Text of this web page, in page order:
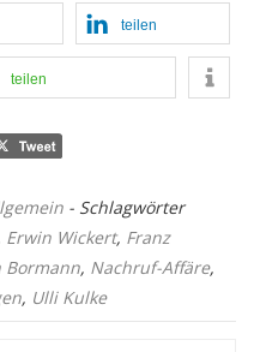
teilen
teilen
- Schlagwörter
Erwin Wickert, Franz
Bormann, Nachruf-Affäre,
, Ulli Kulke